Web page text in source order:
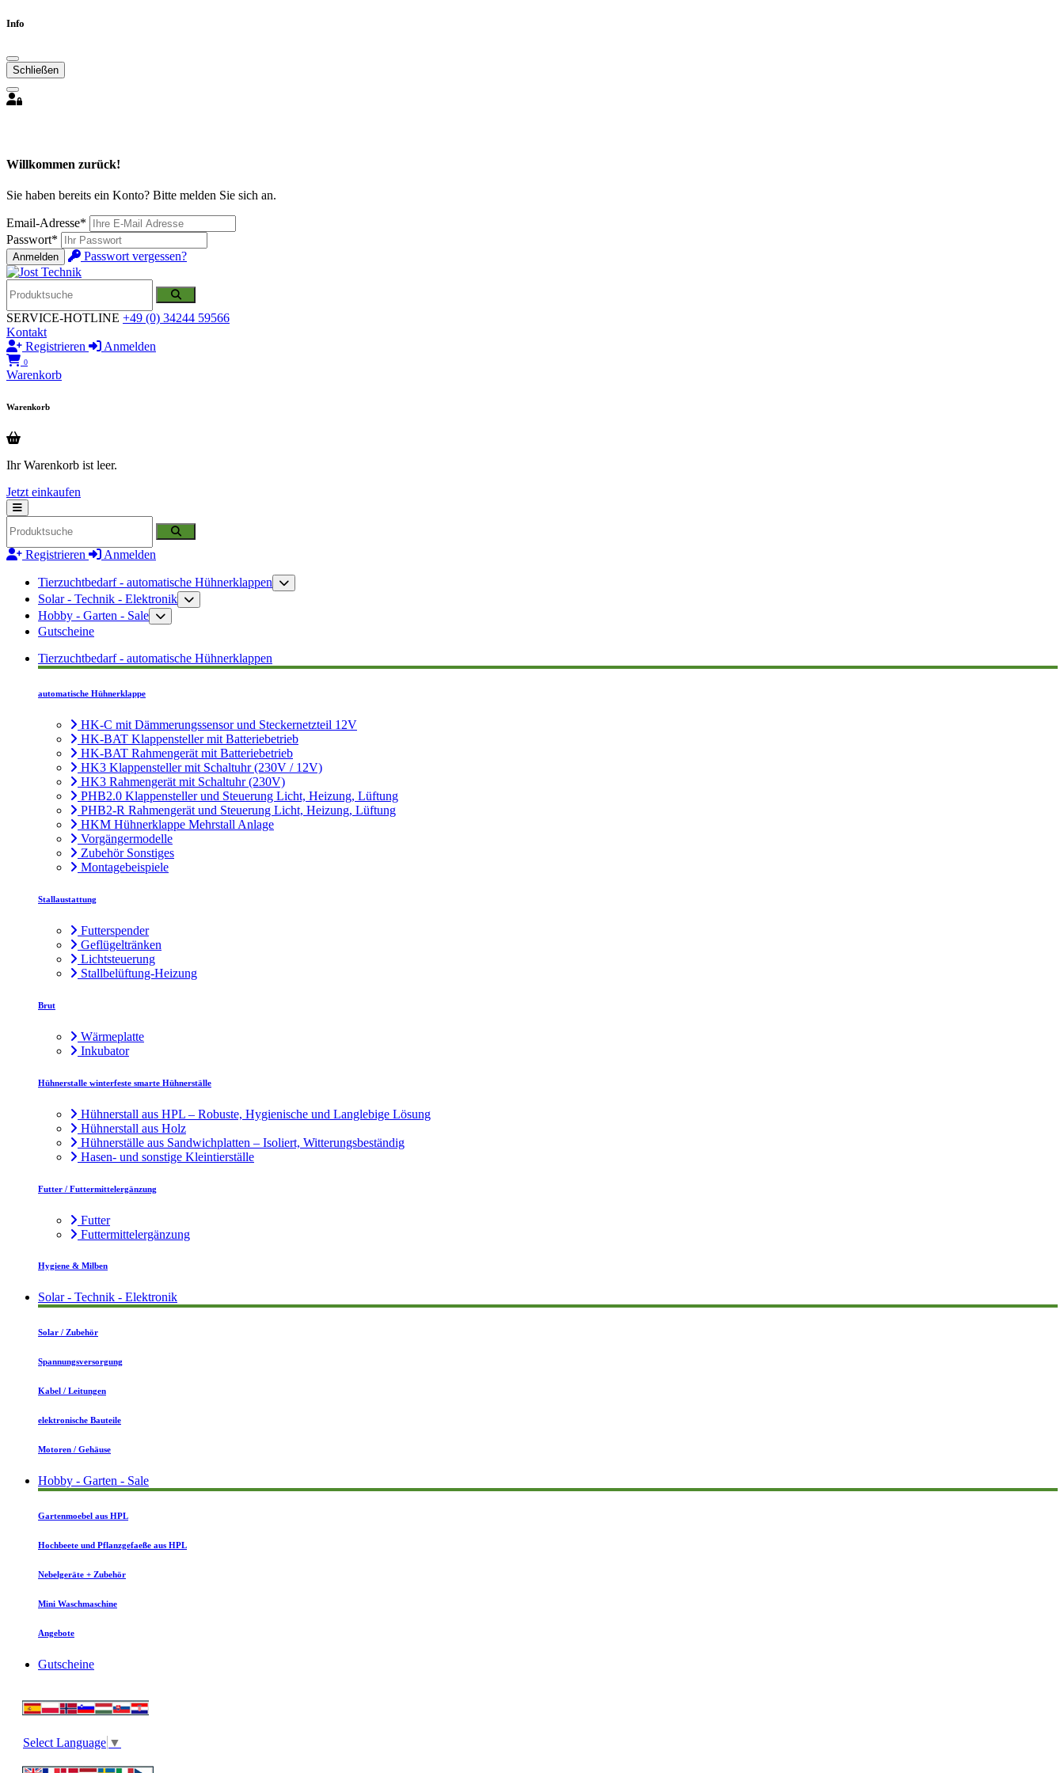
Info
Schließen
Willkommen zurück!
Sie haben bereits ein Konto? Bitte melden Sie sich an.
Email-Adresse*
Passwort*
Anmelden Passwort vergessen?
SERVICE-HOTLINE +49 (0) 34244 59566
Kontakt
Registrieren
Anmelden
0
Warenkorb
Warenkorb
Ihr Warenkorb ist leer.
Jetzt einkaufen
Registrieren Anmelden
Tierzuchtbedarf - automatische Hühnerklappen
Solar - Technik - Elektronik
Hobby - Garten - Sale
Gutscheine
Tierzuchtbedarf - automatische Hühnerklappen
automatische Hühnerklappe
HK-C mit Dämmerungssensor und Steckernetzteil 12V
HK-BAT Klappensteller mit Batteriebetrieb
HK-BAT Rahmengerät mit Batteriebetrieb
HK3 Klappensteller mit Schaltuhr (230V / 12V)
HK3 Rahmengerät mit Schaltuhr (230V)
PHB2.0 Klappensteller und Steuerung Licht, Heizung, Lüftung
PHB2-R Rahmengerät und Steuerung Licht, Heizung, Lüftung
HKM Hühnerklappe Mehrstall Anlage
Vorgängermodelle
Zubehör Sonstiges
Montagebeispiele
Stallaustattung
Futterspender
Geflügeltränken
Lichtsteuerung
Stallbelüftung-Heizung
Brut
Wärmeplatte
Inkubator
Hühnerstalle winterfeste smarte Hühnerställe
Hühnerstall aus HPL – Robuste, Hygienische und Langlebige Lösung
Hühnerstall aus Holz
Hühnerställe aus Sandwichplatten – Isoliert, Witterungsbeständig
Hasen- und sonstige Kleintierställe
Futter / Futtermittelergänzung
Futter
Futtermittelergänzung
Hygiene & Milben
Solar - Technik - Elektronik
Solar / Zubehör
Spannungsversorgung
Kabel / Leitungen
elektronische Bauteile
Motoren / Gehäuse
Hobby - Garten - Sale
Gartenmoebel aus HPL
Hochbeete und Pflanzgefaeße aus HPL
Nebelgeräte + Zubehör
Mini Waschmaschine
Angebote
Gutscheine
Select Language ▼